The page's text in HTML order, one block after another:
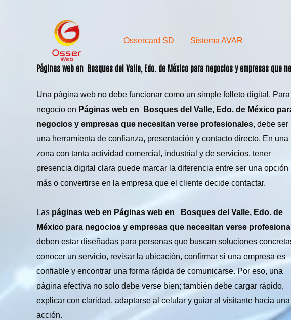
Ossercard SD Sistema AVAR
Páginas web en Bosques del Valle , Edo. de México para negocios y empresas
Una página web no debe funcionar como un simple folleto digital. Para
negocio en Páginas web en Bosques del Valle, Edo. de México
negocios y empresas que necesitan verse profesionales, debe ser
una herramienta de confianza, presentación y contacto directo. En una
zona con tanta actividad comercial, industrial y de servicios, tener
presencia digital clara puede marcar la diferencia entre ser una opción
más o convertirse en la empresa que el cliente decide contactar.
Las páginas web en Páginas web en Bosques del Valle, Edo. de
México para negocios y empresas que necesitan verse
deben estar diseñadas para personas que buscan soluciones
conocer un servicio, revisar la ubicación, confirmar si una empresa es
confiable y encontrar una forma rápida de comunicarse. Por eso, una
página efectiva no solo debe verse bien; también debe cargar rápido,
explicar con claridad, adaptarse al celular y guiar al visitante hacia una
acción.